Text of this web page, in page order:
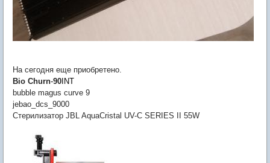
На сегодня еще приобретено.
Bio Churn-90 INT
bubble magus curve 9
jebao_dcs_9000
Стерилизатор JBL AquaCristal UV-C SERIES II 55W